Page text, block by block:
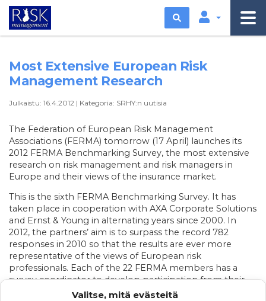
Valitse, mitä evästeitä
Etsi
Most Extensive European Risk
Management Research
Julkaistu: 16.4.2012 | Kategoria: SRHY:n uutisia
The Federation of European Risk Management
Associations (FERMA) tomorrow (17 April) launches its
2012 FERMA Benchmarking Survey, the most extensive
research on risk management and risk managers in
Europe and their views of the insurance market.
This is the sixth FERMA Benchmarking Survey. It has
taken place in cooperation with AXA Corporate Solutions
and Ernst & Young in alternating years since 2000. In
2012, the partners’ aim is to surpass the record 782
responses in 2010 so that the results are ever more
representative of the views of European risk
professionals. Each of the 22 FERMA members has a
survey coordinator to develop participation from their
national association.